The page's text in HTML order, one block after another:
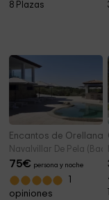
8 Plazas
Encantos de Orellana
Navalvillar De Pela
75€ persona y noche
opiniones